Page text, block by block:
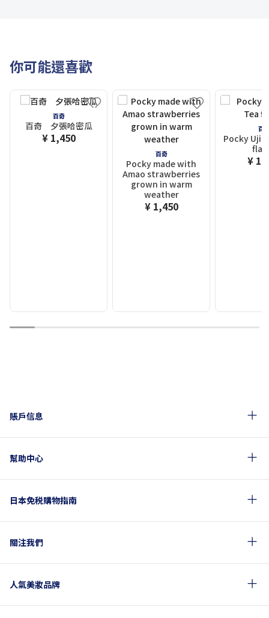
你可能還喜歡
百奇
百奇 夕張哈密瓜
¥ 1,450
百奇
Pocky made with
Amao strawberries
grown in warm
weather
¥ 1,450
百
Pocky Uji
¥
1 2 3 4 5 6 7 8 9 10
賬戶信息
幫助中心
日本免税購物指南
關注我們
人氣美妝品牌